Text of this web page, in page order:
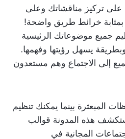
على تركيز مناقشاتك وعلى
بمثابة خرائط طريق واضحة!
جميع موضوعاتك الرئيسية
يسهل رؤيتها وفهمها.
إلى الاجتماع وهم مستعدون
المبعثرة بينما يمكنك تنظيم
هذه المدونة قوالب
المجانية في